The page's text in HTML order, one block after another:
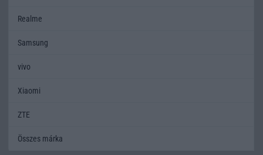
Realme
Samsung
vivo
Xiaomi
ZTE
Összes márka